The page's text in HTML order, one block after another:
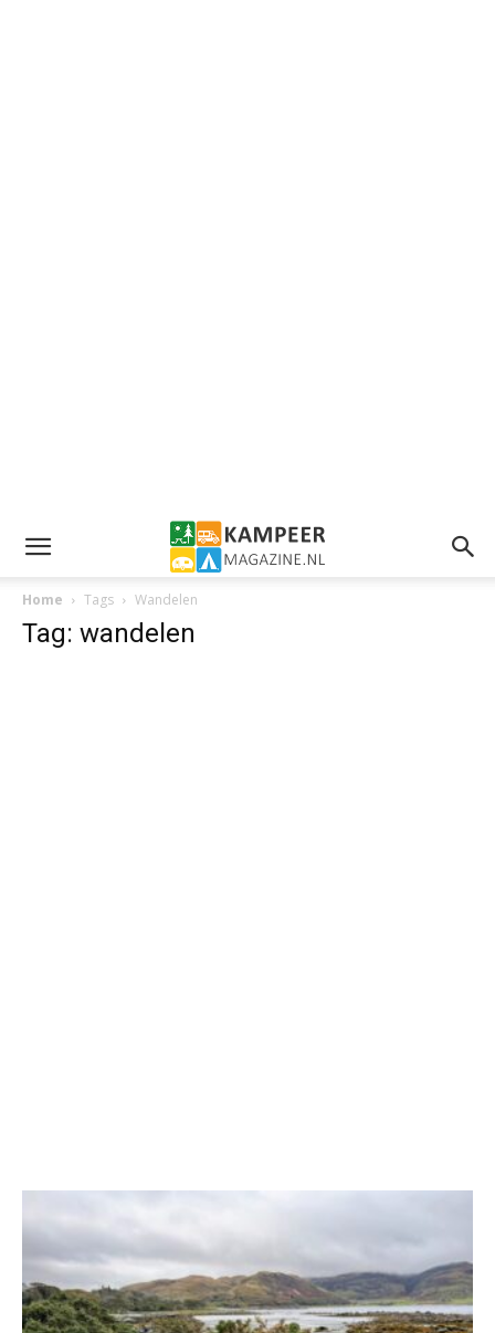
Home Tags Wandelen
Tag: wandelen